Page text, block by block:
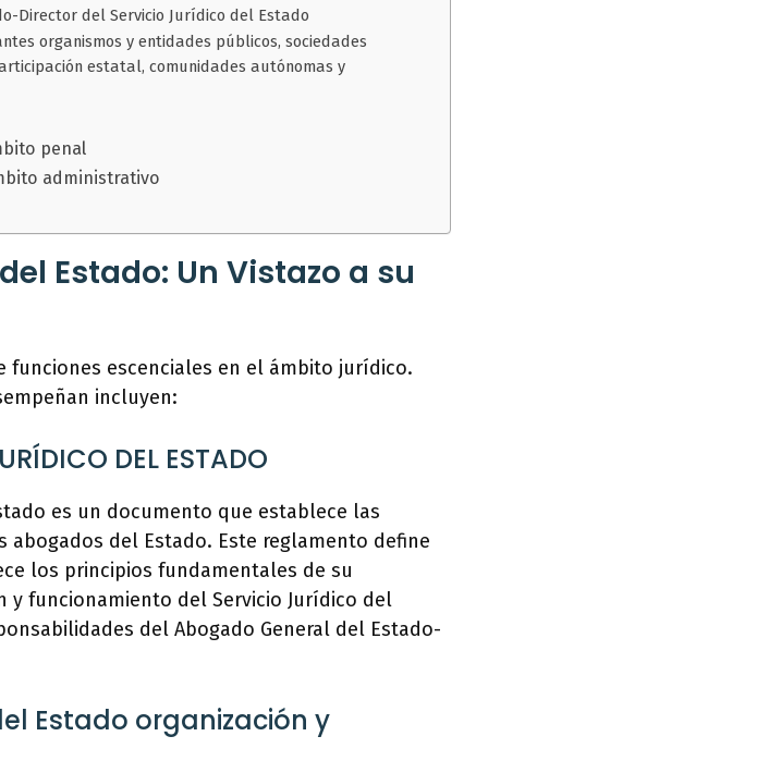
Director del Servicio Jurídico del Estado
organismos y entidades públicos, sociedades
estatal, comunidades autónomas y
penal
administrativo
Estado: Un Vistazo a su
funciones escenciales en el ámbito jurídico.
incluyen:
DEL ESTADO
es un documento que establece las
del Estado. Este reglamento define
los principios fundamentales de su
y funcionamiento del Servicio Jurídico del
del Abogado General del Estado-
Estado organización y